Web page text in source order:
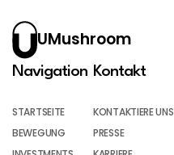
UMushroom
Navigation
STARTSEITE
BEWEGUNG
Kontakt
KONTAKTIERE UNS
PRESSE